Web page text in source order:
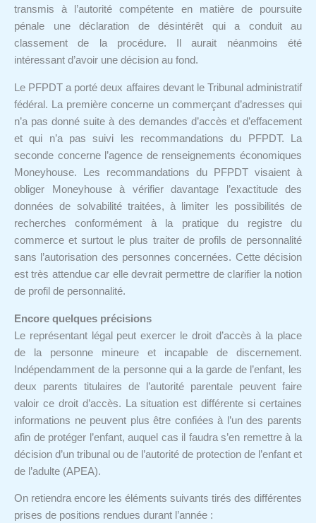
transmis à l’autorité compétente en matière de poursuite
pénale une déclaration de désintérêt qui a conduit au
classement de la procédure. Il aurait néanmoins été
intéressant d’avoir une décision au fond.
Le PFPDT a porté deux affaires devant le Tribunal administratif
fédéral. La première concerne un commerçant d’adresses qui
n’a pas donné suite à des demandes d’accès et d’effacement
et qui n’a pas suivi les recommandations du PFPDT. La
seconde concerne l’agence de renseignements économiques
Moneyhouse. Les recommandations du PFPDT visaient à
obliger Moneyhouse à vérifier davantage l’exactitude des
données de solvabilité traitées, à limiter les possibilités de
recherches conformément à la pratique du registre du
commerce et surtout le plus traiter de profils de personnalité
sans l’autorisation des personnes concernées. Cette décision
est très attendue car elle devrait permettre de clarifier la notion
de profil de personnalité.
Encore quelques précisions
Le représentant légal peut exercer le droit d’accès à la place
de la personne mineure et incapable de discernement.
Indépendamment de la personne qui a la garde de l’enfant, les
deux parents titulaires de l’autorité parentale peuvent faire
valoir ce droit d’accès. La situation est différente si certaines
informations ne peuvent plus être confiées à l’un des parents
afin de protéger l’enfant, auquel cas il faudra s’en remettre à la
décision d’un tribunal ou de l’autorité de protection de l’enfant et
de l’adulte (APEA).
On retiendra encore les éléments suivants tirés des différentes
prises de positions rendues durant l’année :